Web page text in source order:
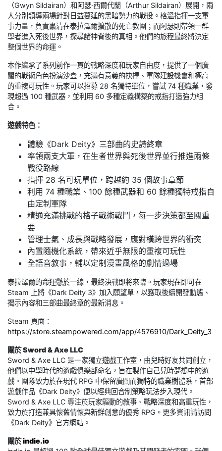
（Gwyn Sildairan）和阿瑟·西爾代蘭（Arthur Sildairan）展開，兩
人分別領導兩場針對日益蔓延的黑暗勢力的戰役。格溫指揮一支軍
事力量，負責肅清在泰拉澤爾擴散的死亡教團；而阿瑟則帶領一群
學者進入死後世界，探尋諸神背後的真相。他們的旅程最終將決定
整個世界的命運。
本作繼承了系列前作一貫的戰略深度和玩家自由度，提供了一個廣
闊的戰術角色扮演沙盒，充滿有意義的抉擇、軍隊建設機會和極高
的重複可玩性。玩家可以招募 28 名獨特單位，嘗試 74 種職業，發
現超過 100 種武器，並利用 60 多種定義構築的戒指打造強力組
合。
遊戲特色：
體驗《Dark Deity》三部曲的史詩終章
率領兩支大軍，在生者世界與死後世界並行推進兩條
戰役路線
指揮 28 名可玩單位，跨越約 35 個故事章節
利用 74 種職業、100 餘種武器和 60 餘種獨特戒指自
由定制軍隊
精通充滿挑戰的格子戰術戰鬥，每一步決策都至關重
要
管理士氣、成長與戰略發展，應對橫跨世界的衝突
內置隨機化系統，帶來近乎無限的重複可玩性
全語音敘事，輔以定制漫畫風格的劇情過場
泰拉澤爾的命運懸於一線，最終決戰即將來臨。玩家現在即可在
Steam 上將《Dark Deity 3》加入願望單，以獲取後續開發動態、
揭示內容和三部曲最終章的最新消息。
Steam 頁面：
https://store.steampowered.com/app/4576910/Dark_Deity_3
關於 Sword & Axe LLC
Sword & Axe LLC 是一家獨立遊戲工作室，由兒時好友共同創立，
他們以中學時代的遊戲俱樂部命名，旨在製作自己兒時夢想中的遊
戲。團隊致力於在現代 RPG 中保留廣闊而獨特的職業樹體系，首部
遊戲作品《Dark Deity》便以經典回合制策略玩法步入現代。
Sword & Axe LLC 專注於玩家驅動的敘事、戰略深度和高重玩性，
致力於打造兼具懷舊情懷與新鮮創意的優秀 RPG。更多資訊請訪問
《Dark Deity》官方網站。
關於indie.io